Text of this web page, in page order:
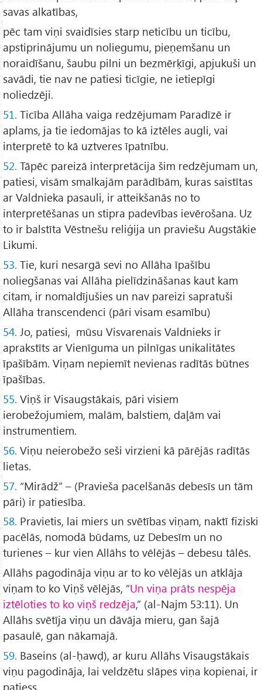
savas alkatības,
pēc tam viņi svaidīsies starp neticību un ticību,
apstiprinājumu un noliegumu, pieņemšanu un
noraidīšanu, šaubu pilni un bezmērķīgi, apjukuši un
savādi, tie nav ne patiesi ticīgie, ne ietiepīgi
noliedzēji.
51. Ticība Allāha vaiga redzējumam Paradīzē ir
aplams, ja tie iedomājas to kā iztēles augli, vai
interpretē to kā uztveres īpatnību.
52. Tāpēc pareizā interpretācija šim redzējumam un,
patiesi, visām smalkajām parādībām, kuras saistītas
ar Valdnieka pasauli, ir atteikšanās no to
interpretēšanas un stipra padevības ievērošana. Uz
to ir balstīta Vēstnešu reliģija un praviešu Augstākie
Likumi.
53. Tie, kuri nesargā sevi no Allāha īpašību
noliegšanas vai Allāha pielīdzināšanas kaut kam
citam, ir nomaldījušies un nav pareizi sapratuši
Allāha transcendenci (pāri visam esamību)
54. Jo, patiesi, mūsu Visvarenais Valdnieks ir
aprakstīts ar Vienīguma un pilnīgas unikalitātes
īpašībām. Viņam nepiemīt nevienas radītās būtnes
īpašības.
55. Viņš ir Visaugstākais, pāri visiem
ierobežojumiem, malām, balstiem, daļām vai
instrumentiem.
56. Viņu neierobežo seši virzieni kā pārējās radītās
lietas.
57. “Mirādž” – (Pravieša pacelšanās debesīs un tām
pāri) ir patiesība.
58. Pravietis, lai miers un svētības viņam, naktī fiziski
pacēlās, nomodā būdams, uz Debesīm un no
turienes – kur vien Allāhs to vēlējās – debesu tālēs.
Allāhs pagodināja viņu ar to ko vēlējās un atklāja
viņam to ko Viņš vēlējās, “Un viņa prāts nespēja
iztēloties to ko viņš redzēja,” (al-Najm 53:11). Un
Allāhs svētīja viņu un dāvāja mieru, gan šajā
pasaulē, gan nākamajā.
59. Baseins (al-ḥawḍ), ar kuru Allāhs Visaugstākais
viņu pagodināja, lai veldzētu slāpes viņa kopienai, ir
patiess.